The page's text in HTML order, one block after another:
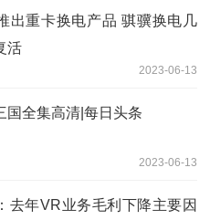
出重卡换电产品 骐骥换电几
活
2023-06-13
国全集高清|每日头条
2023-06-13
去年VR业务毛利下降主要因